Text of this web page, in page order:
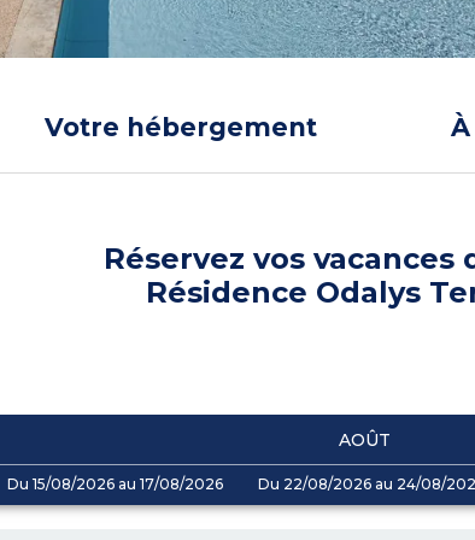
Votre hébergement
Réservez vos vacances
Résidence Odalys
AOÛT
Du 15/08/2026 au 17/08/2026 Du 22/08/2026 au 24/08/